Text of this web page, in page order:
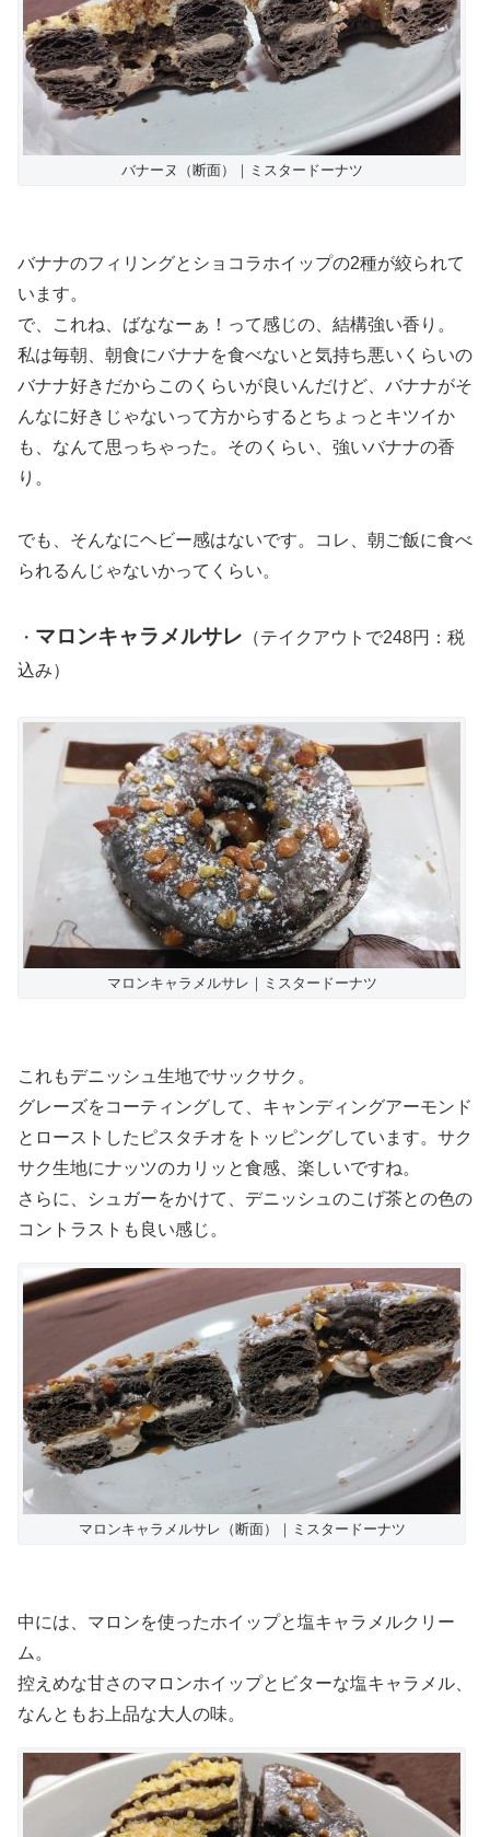
バナーヌ（断面）｜ミスタードーナツ
バナナのフィリングとショコラホイップの2種が絞られて
います。
で、これね、ばななーぁ！って感じの、結構強い香り。
私は毎朝、朝食にバナナを食べないと気持ち悪いくらいの
バナナ好きだからこのくらいが良いんだけど、バナナがそ
んなに好きじゃないって方からするとちょっとキツイか
も、なんて思っちゃった。そのくらい、強いバナナの香
り。
でも、そんなにヘビー感はないです。コレ、朝ご飯に食べ
られるんじゃないかってくらい。
・ マロンキャラメルサレ （テイクアウトで248円：税
込み）
マロンキャラメルサレ｜ミスタードーナツ
これもデニッシュ生地でサックサク。
グレーズをコーティングして、キャンディングアーモンド
とローストしたピスタチオをトッピングしています。サク
サク生地にナッツのカリッと食感、楽しいですね。
さらに、シュガーをかけて、デニッシュのこげ茶との色の
コントラストも良い感じ。
マロンキャラメルサレ（断面）｜ミスタードーナツ
中には、マロンを使ったホイップと塩キャラメルクリー
ム。
控えめな甘さのマロンホイップとビターな塩キャラメル、
なんともお上品な大人の味。